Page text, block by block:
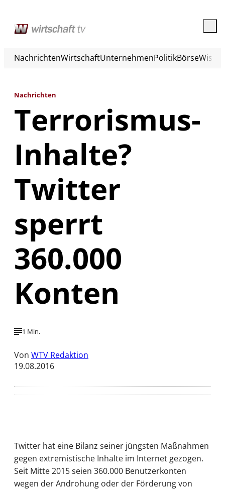
NachrichtenWirtschaftUnternehmenPolitikBörse
Nachrichten
Terrorismus-
Inhalte?
Twitter
sperrt
360.000
Konten
1 Min.
Von WTV Redaktion
19.08.2016
Twitter hat eine Bilanz seiner jüngsten Maßnahmen
gegen extremistische Inhalte im Internet gezogen.
Seit Mitte 2015 seien 360.000 Benutzerkonten
wegen der Androhung oder der Förderung von